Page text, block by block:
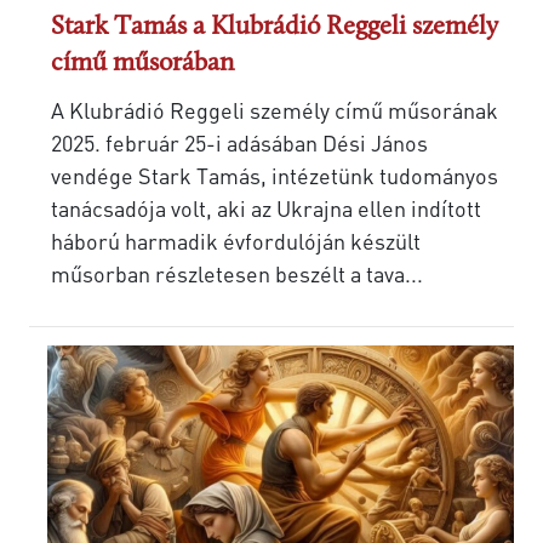
Stark Tamás a Klubrádió Reggeli személy
című műsorában
A Klubrádió Reggeli személy című műsorának
2025. február 25-i adásában Dési János
vendége Stark Tamás, intézetünk tudományos
tanácsadója volt, aki az Ukrajna ellen indított
háború harmadik évfordulóján készült
műsorban részletesen beszélt a tava...